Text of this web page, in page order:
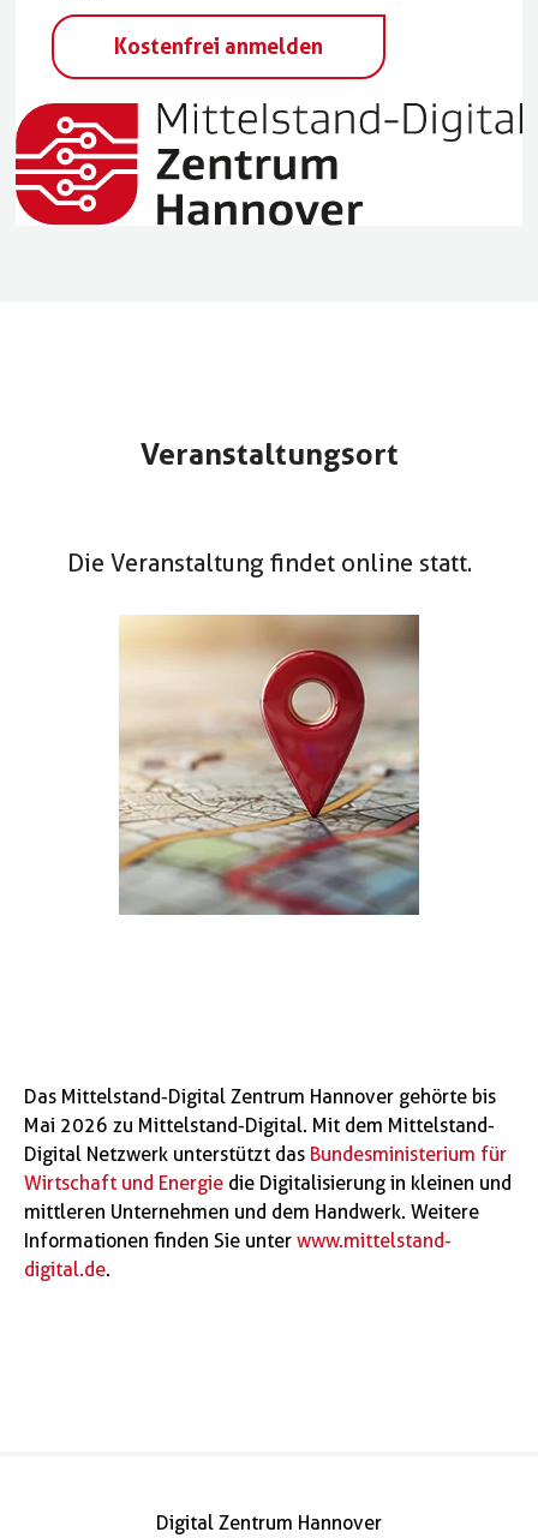
Kostenfrei anmelden
Veranstaltungsort
Die Veranstaltung findet online statt.
Das Mittelstand-Digital Zentrum Hannover gehörte bis
Mai 2026 zu Mittelstand-Digital. Mit dem Mittelstand-
Digital Netzwerk unterstützt das Bundesministerium für
Wirtschaft und Energie die Digitalisierung in kleinen und
mittleren Unternehmen und dem Handwerk. Weitere
Informationen finden Sie unter www.mittelstand-
digital.de.
Digital Zentrum Hannover